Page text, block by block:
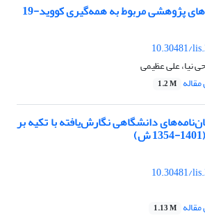
پژوهشی مربوط به همه‌گیری کووید-19
10.30481/
نیا، علی عظیمی
1.2 M
دانشگاهی نگارش‌یافته با تکیه ‌بر
10.30481/
1.13 M